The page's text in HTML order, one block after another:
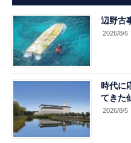
辺野古
2026/8/6
時代に
てきた
2026/8/5